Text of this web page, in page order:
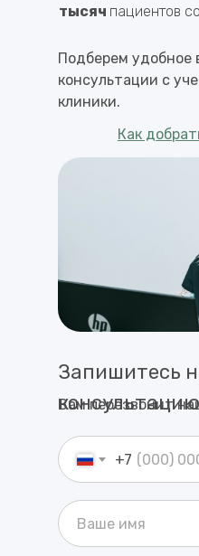
+7
тысяч пациентов
Подберем удобное
консультации с
клиники.
Запишитесь
консультацию
Вам перезвонит
Как